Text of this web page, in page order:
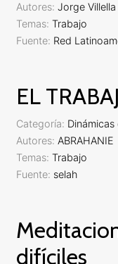
Autores: Jorge Villella
Temas: Trabajo
Fuente: Red
EL
Categoría:
Autores: ABRAHANIE
Temas: Trabajo
Fuente: selah
difíciles